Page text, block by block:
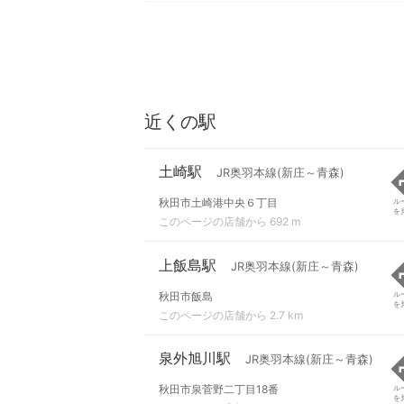
近くの駅
土崎駅 JR奥羽本線(新庄～青森)
秋田市土崎港中央６丁目
このページの店舗から 692 m
ル
を
上飯島駅 JR奥羽本線(新庄～青森)
秋田市飯島
このページの店舗から 2.7 km
ル
を
泉外旭川駅 JR奥羽本線(新庄～青森)
秋田市泉菅野二丁目18番
ル
を